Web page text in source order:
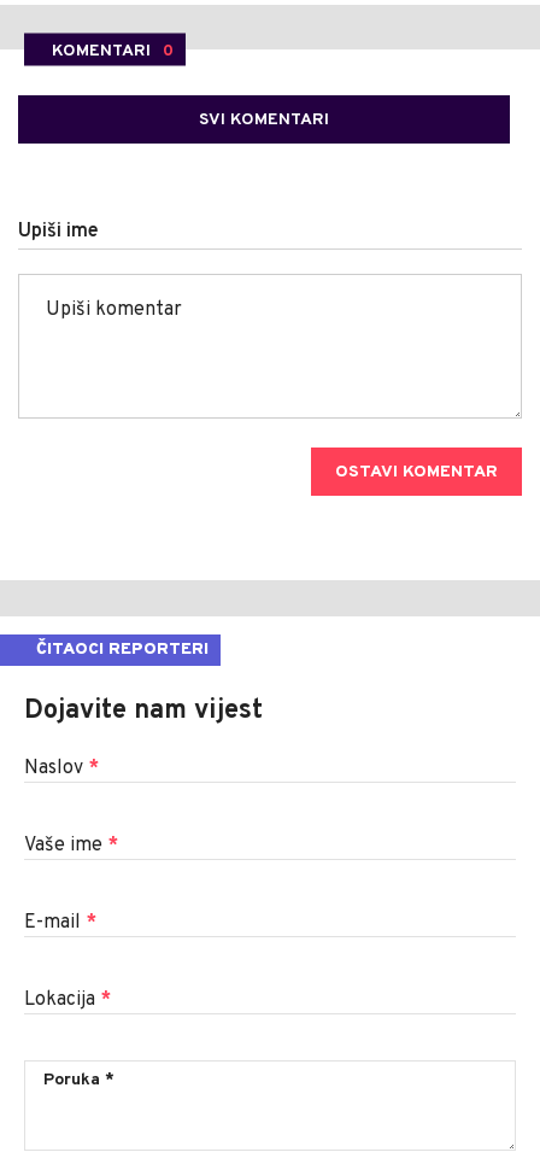
KOMENTARI 0
SVI KOMENTARI
Upiši ime
OSTAVI KOMENTAR
ČITAOCI REPORTERI
Dojavite nam vijest
Naslov *
Vaše ime *
E-mail *
Lokacija *